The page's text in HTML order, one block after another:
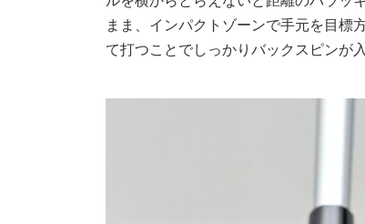
まま、インパクトゾーンで手元を目
て打つことでしっかりバックスピンが